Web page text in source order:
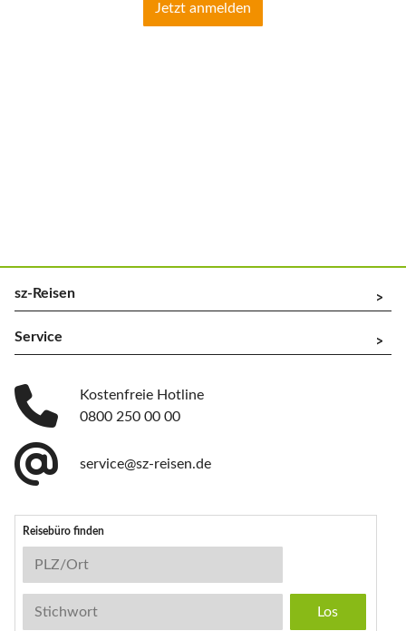
Jetzt anmelden
sz-Reisen ^
Service ^
Kostenfreie Hotline
0800 250 00 00
service@sz-reisen.de
Reisebüro finden
Reisebüro-Suche
PLZ/Ort